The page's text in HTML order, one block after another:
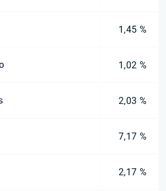
1,45 %
1,02 %
2,03 %
7,17 %
2,17 %